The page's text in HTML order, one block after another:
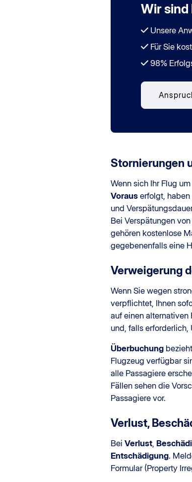
Wir sind
Unsere
Für Sie
98%
Stornierungen
Wenn sich Ihr Flug
Voraus erfolgt,
und
Bei Verspätungen
gehören kostenlose
gegebenenfalls eine
Verweigerung
Wenn Sie wegen
verpflichtet, Ihnen
auf einen alternativen
und, falls erforderlich,
Überbuchung
Flugzeug verfügbar
alle Passagiere
Fällen sehen die
Passagiere vor.
Verlust,
Bei Verlust,
Entschädigung.
Formular (Property